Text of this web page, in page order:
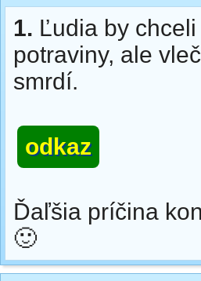
1. Ľudia by
potraviny, ale
smrdí.
odkaz
Ďaľšia príčina
🙂